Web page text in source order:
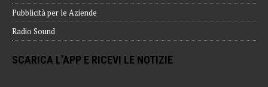
Pubblicità per le Aziende
Radio Sound
SCARICA L’APP E RICEVI LE NOTIZIE